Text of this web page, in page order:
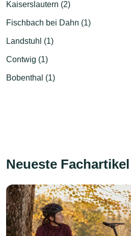
Kaiserslautern (2)
Fischbach bei Dahn (1)
Landstuhl (1)
Contwig (1)
Bobenthal (1)
Neueste Fachartikel